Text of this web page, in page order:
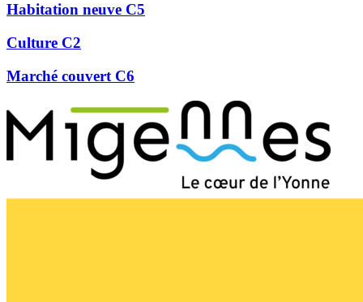
Habitation neuve C5
Culture C2
Marché couvert C6
Précédent
Suivant